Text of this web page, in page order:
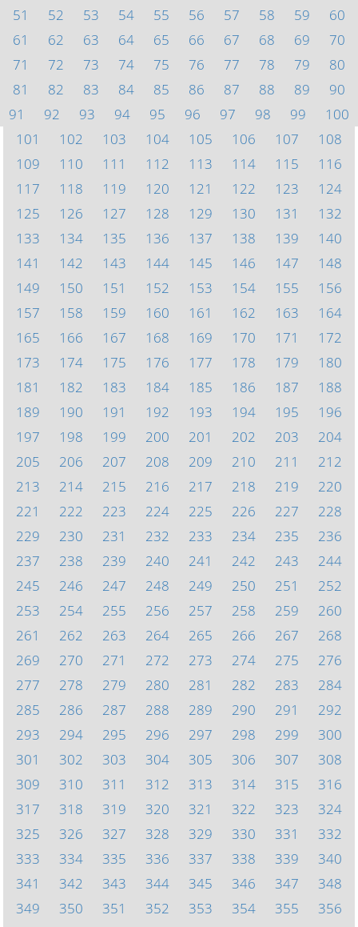
51
52 53 54 55 56 57 58 59
60
61
62 63 64 65 66 67 68 69
70
71
72 73 74 75 76 77 78 79
80
81
82 83 84 85 86 87 88 89
90
91
92 93 94 95 96 97 98 99
100
101
102 103 104 105 106 107
108
109
110 111 112 113 114 115
116
117
118 119 120 121 122 123
124
125
126 127 128 129 130 131
132
133
134 135 136 137 138 139
140
141
142 143 144 145 146 147
148
149
150 151 152 153 154 155
156
157
158 159 160 161 162 163
164
165
166 167 168 169 170 171
172
173
174 175 176 177 178 179
180
181
182 183 184 185 186 187
188
189
190 191 192 193 194 195
196
197
198 199 200 201 202 203
204
205
206 207 208 209 210 211
212
213
214 215 216 217 218 219
220
221
222 223 224 225 226 227
228
229
230 231 232 233 234 235
236
237
238 239 240 241 242 243
244
245
246 247 248 249 250 251
252
253
254 255 256 257 258 259
260
261
262 263 264 265 266 267
268
269
270 271 272 273 274 275
276
277
278 279 280 281 282 283
284
285
286 287 288 289 290 291
292
293
294 295 296 297 298 299
300
301
302 303 304 305 306 307
308
309
310 311 312 313 314 315
316
317
318 319 320 321 322 323
324
325
326 327 328 329 330 331
332
333
334 335 336 337 338 339
340
341
342 343 344 345 346 347
348
349
350 351 352 353 354 355
356